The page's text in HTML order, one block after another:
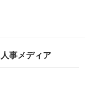
事メディア